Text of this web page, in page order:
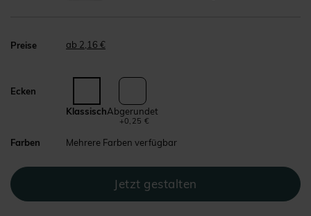
Preise ab 2,16 €
Ecken
KlassischAbgerundet
+0,25 €
Farben Mehrere Farben verfügbar